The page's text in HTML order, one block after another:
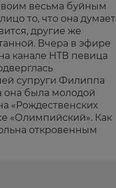
весьма буйным
то, что она думает
другие же
Вчера в эфире
канале НТВ певица
супруги Филиппа
она была молодой
«Рождественских
«Олимпийский». Как
откровенным